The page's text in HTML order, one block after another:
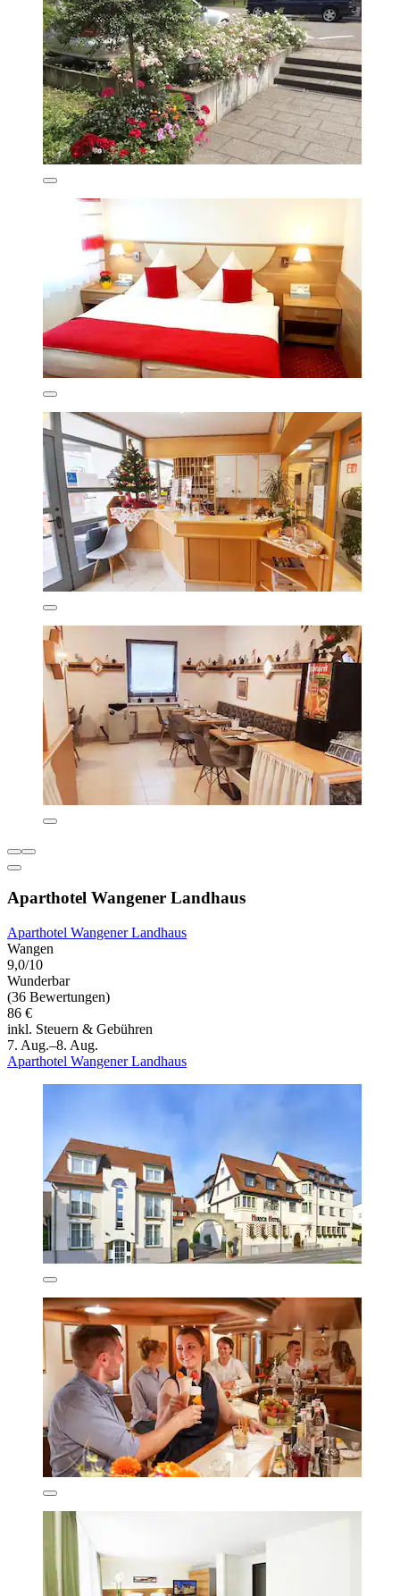
Aparthotel Wangener Landhaus
Aparthotel Wangener Landhaus
Wangen
9,0/10
Wunderbar
(36 Bewertungen)
86 €
inkl. Steuern & Gebühren
7. Aug.–8. Aug.
Aparthotel Wangener Landhaus